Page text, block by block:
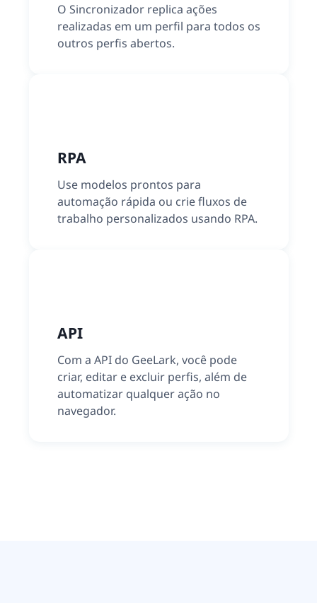
O Sincronizador replica ações
realizadas em um perfil para todos os
outros perfis abertos.
RPA
Use modelos prontos para
automação rápida ou crie fluxos de
trabalho personalizados usando RPA.
API
Com a API do GeeLark, você pode
criar, editar e excluir perfis, além de
automatizar qualquer ação no
navegador.